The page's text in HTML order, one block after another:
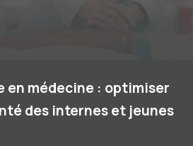
en médecine : optimiser
des internes et jeunes